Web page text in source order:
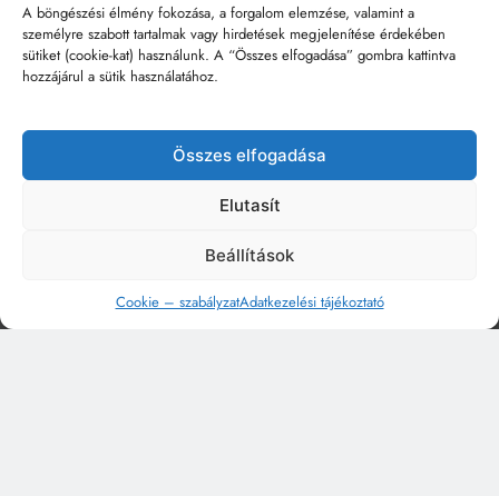
A böngészési élmény fokozása, a forgalom elemzése, valamint a
személyre szabott tartalmak vagy hirdetések megjelenítése érdekében
sütiket (cookie-kat) használunk. A “Összes elfogadása” gombra kattintva
hozzájárul a sütik használatához.
Összes elfogadása
Elutasít
Beállítások
Cookie – szabályzatAdatkezelési tájékoztató